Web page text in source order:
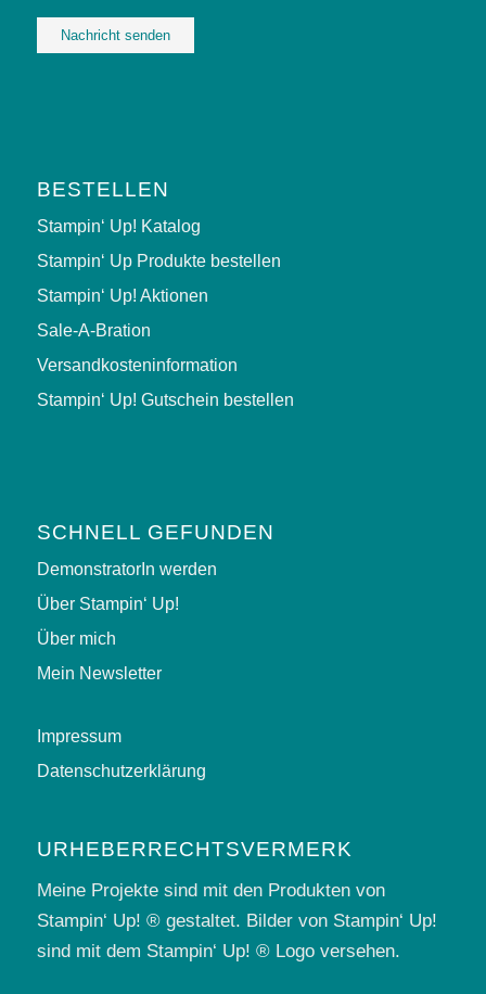
BESTELLEN
Stampin‘ Up! Katalog
Stampin‘ Up Produkte bestellen
Stampin‘ Up! Aktionen
Sale-A-Bration
Versandkosteninformation
Stampin‘ Up! Gutschein bestellen
SCHNELL GEFUNDEN
DemonstratorIn werden
Über Stampin‘ Up!
Über mich
Mein Newsletter
Impressum
Datenschutzerklärung
URHEBERRECHTSVERMERK
Meine Projekte sind mit den Produkten von
Stampin‘ Up! ® gestaltet. Bilder von Stampin‘ Up!
sind mit dem Stampin‘ Up! ® Logo versehen.